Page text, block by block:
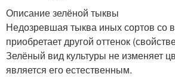
Описание зелёной тыквы
Недозревшая тыква иных сортов со
приобретает другой оттенок
Зелёный вид культуры не изменяет
является его естественным.